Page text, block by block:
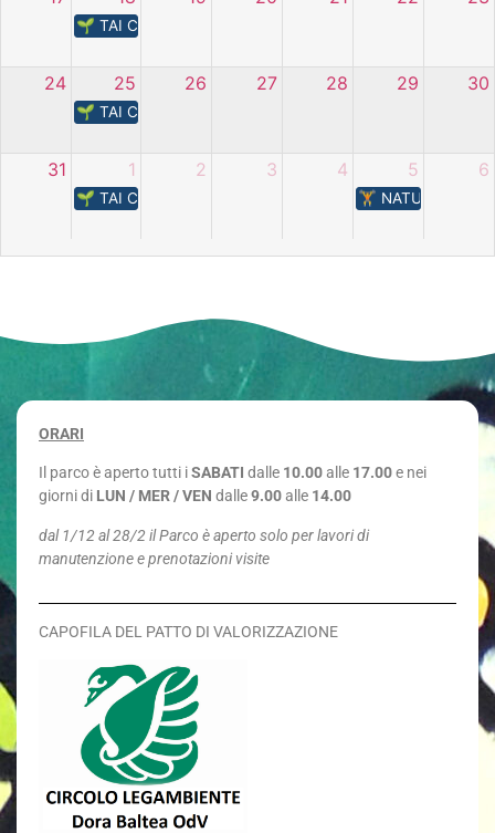
🌱 TAI CHI – L’energia della natura
24 25
🌱 TAI CHI – L’energia della natura
26 27 28 29 30
31 1
🌱 TAI CHI – L’energia della natura
2 3 4 5
🏋️​ NATURA IN
6
ORARI
Il parco è aperto tutti iSABATI dalle 10.00alle 17.00e nei
giorni di LUN / MER / VEN dalle9.00alle 14.00
dal 1/12 al 28/2 il Parco è aperto solo per lavori di
manutenzione e prenotazioni visite
CAPOFILA DEL PATTO DI VALORIZZAZIONE